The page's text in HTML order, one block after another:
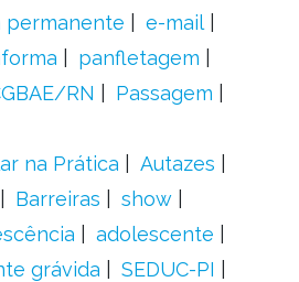
permanente
e-mail
panfletagem
RN
Passagem
na Prática
Autazes
Barreiras
show
adolescente
grávida
SEDUC-PI